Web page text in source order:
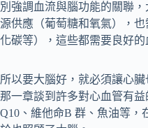
別強調血流與腦功能的關聯
源供應（葡萄糖和氧氣），
化碳等），這些都需要良好的
所以要大腦好，就必須讓心
那一章談到許多對心血管有
Q10、維他命B 群、魚油等，